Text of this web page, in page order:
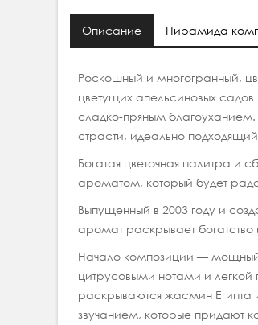
Описание Пирамида
Роскошный и многогранный,
цветущих апельсиновых
сладко-пряным
страсти, идеально
Богатая цветочная палитра и
ароматом, который будет
Выпущенный в 2003 году и
аромат раскрывает богатство
Начало композиции — мощный
цитрусовыми нотами и
раскрываются жасмин
звучанием, которые придают